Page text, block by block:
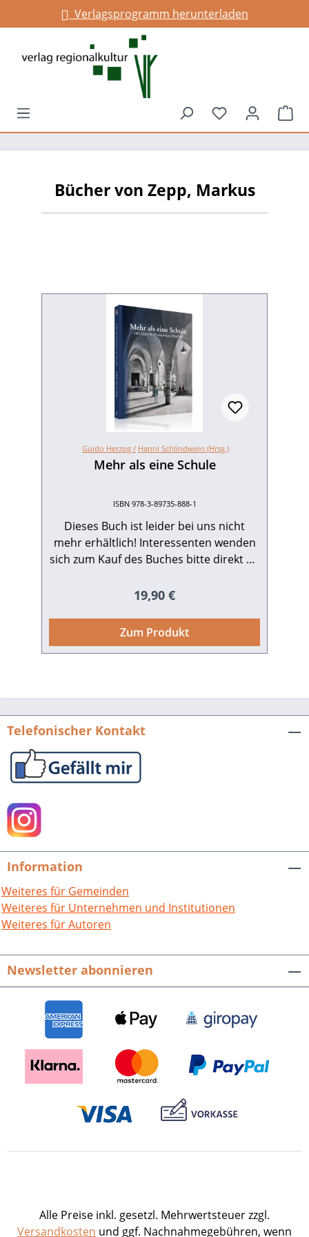
springenVerlagsprogramm herunterladen
Du hast 0
Bücher von Zepp, Markus
Guido Herzog / Hanni Schlindwein (Hrsg.)
Mehr als eine Schule
ISBN 978-3-89735-888-1
Dieses Buch ist leider bei uns nicht
mehr erhältlich! Interessenten wenden
sich zum Kauf des Buches bitte direkt an
Paulusheim BruchsalHuttenstr. 4976611
schule@paulusheim.de Mitten im Ersten
Niederlassung der Pallottiner in
Gasthaus „Graf Kuno“, erwachsen ein
Internat für den pallotti­nischen
Nachwuchs und schließlich ein
Anfang an ein besonderer Ort der
Geborgenheit und familiären
Atmosphäre. Schüler, Lehrer, Eltern,
Patres, Freunde und Gäste verstehen
engagierter Christen für Kirche und Welt
im Geiste Vinzenz Pallottis.In diesem
Jubiläumsbuch werden viele Fotos und
historische Dokumente erstmals
veröffentlicht. Neben einer Chronik mit
spannenden Schlaglichtern auf eine
bewegte und bewegende Geschichte
berichten ehemalige Schüler von ihrer
aller Abiturienten und Abiturientinnen
von 1934 bis 2015 wird ergänzt durch
eine Schule: Noch heute leben und
Paulusheim ist als geistliches Zentrum
Regulärer Preis:
19,90 €
Zum Produkt
Telefonischer Kontakt
Information
Weiteres für Gemeinden
Weiteres für Unternehmen und Institutionen
Weiteres für Autoren
Newsletter abonnieren
Alle Preise inkl. gesetzl. Mehrwertsteuer zzgl.
Versandkosten und ggf. Nachnahmegebühren, wenn